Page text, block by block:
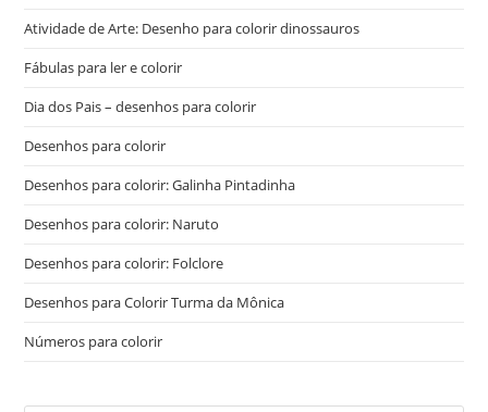
Atividade de Arte: Desenho para colorir dinossauros
Fábulas para ler e colorir
Dia dos Pais – desenhos para colorir
Desenhos para colorir
Desenhos para colorir: Galinha Pintadinha
Desenhos para colorir: Naruto
Desenhos para colorir: Folclore
Desenhos para Colorir Turma da Mônica
Números para colorir